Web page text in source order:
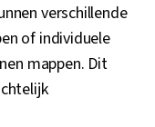
verschillende
of individuele
mappen. Dit